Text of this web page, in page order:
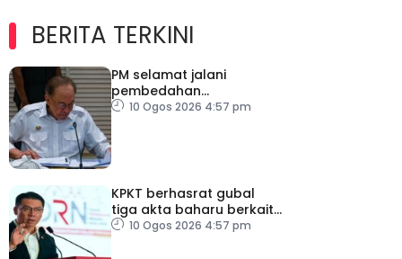
BERITA TERKINI
PM selamat jalani
pembedahan
laparoskopi rawat hernia
10 Ogos 2026 4:57 pm
KPKT berhasrat gubal
tiga akta baharu berkait
perumahan
10 Ogos 2026 4:57 pm